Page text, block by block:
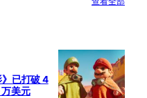
已打破 4
美元